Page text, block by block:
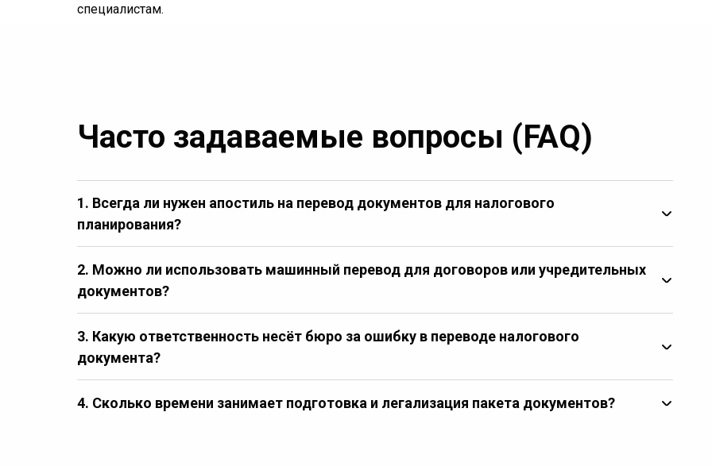
специалистам.
Часто задаваемые вопросы (FAQ)
1. Всегда ли нужен апостиль на перевод документов для налогового
планирования?
2. Можно ли использовать машинный перевод для договоров или учредительных
документов?
3. Какую ответственность несёт бюро за ошибку в переводе налогового
документа?
4. Сколько времени занимает подготовка и легализация пакета документов?